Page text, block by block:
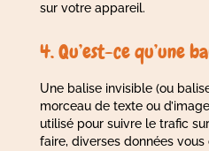
sur votre appareil.
4. Qu’est-ce qu’une
Une balise invisible (ou
morceau de texte ou
utilisé pour suivre le trafic
faire, diverses données